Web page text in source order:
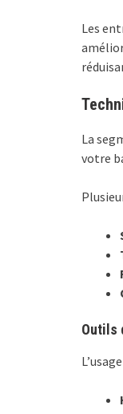
Les
La
votre
Outils